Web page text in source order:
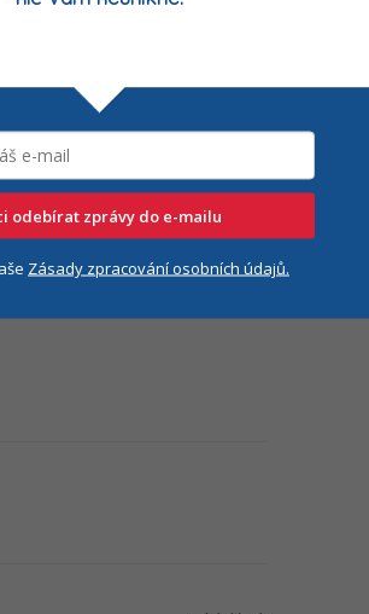
ze Státního fondu
STRABAG.
odebírat zprávy do e-mailu
Zásady zpracování osobních údajů.